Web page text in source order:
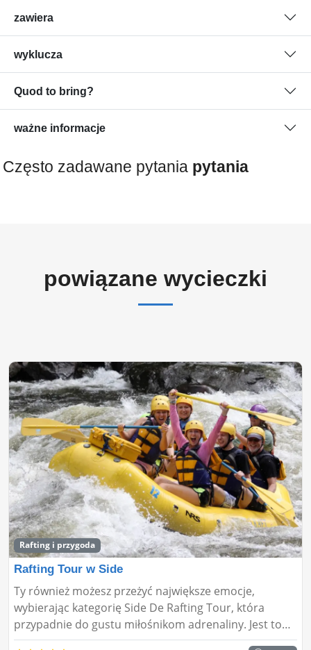
zawiera
wyklucza
Quod to bring?
ważne informacje
Często zadawane pytania pytania
powiązane wycieczki
Rafting i przygoda
Rafting Tour w Side
Ty również możesz przeżyć największe emocje,
wybierając kategorię Side De Rafting Tour, która
przypadnie do gustu miłośnikom adrenaliny. Jest to
również sport, który przypadnie do gustu zwłaszcza